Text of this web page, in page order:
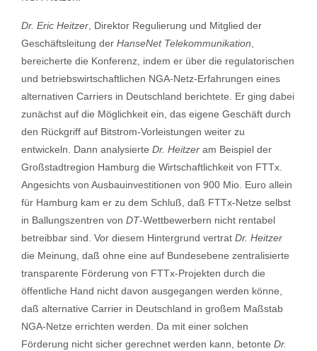
Dr. Eric Heitzer , Direktor Regulierung und Mitglied der
Geschäftsleitung der HanseNet Telekommunikation
bereicherte die Konferenz, indem er über die regulatorischen
und betriebswirtschaftlichen NGA-Netz-Erfahrungen eines
alternativen Carriers in Deutschland berichtete. Er ging dabei
zunächst auf die Möglichkeit ein, das eigene Geschäft durch
den Rückgriff auf Bitstrom-Vorleistungen weiter zu
entwickeln. Dann analysierte Dr. Heitzer am Beispiel der
Großstadtregion Hamburg die Wirtschaftlichkeit von FTTx.
Angesichts von Ausbauinvestitionen von 900 Mio. Euro allein
für Hamburg kam er zu dem Schluß, daß FTTx-Netze selbst
in Ballungszentren von DT-Wettbewerbern nicht rentabel
betreibbar sind. Vor diesem Hintergrund vertrat Dr. Heitzer
die Meinung, daß ohne eine auf Bundesebene zentralisierte
transparente Förderung von FTTx-Projekten durch die
öffentliche Hand nicht davon ausgegangen werden könne,
daß alternative Carrier in Deutschland in großem Maßstab
NGA-Netze errichten werden. Da mit einer solchen
Förderung nicht sicher gerechnet werden kann, betonte Dr.